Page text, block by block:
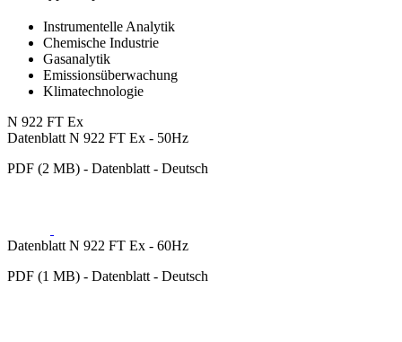
Instrumentelle Analytik
Chemische Industrie
Gasanalytik
Emissionsüberwachung
Klimatechnologie
N 922 FT Ex
Datenblatt N 922 FT Ex - 50Hz
PDF (2 MB) - Datenblatt - Deutsch
Datenblatt N 922 FT Ex - 60Hz
PDF (1 MB) - Datenblatt - Deutsch